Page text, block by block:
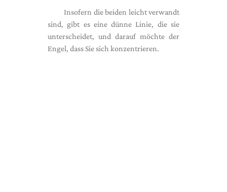
Insofern die beiden leicht verwandt
sind, gibt es eine dünne Linie, die sie
unterscheidet, und darauf möchte der
Engel, dass Sie sich konzentrieren.